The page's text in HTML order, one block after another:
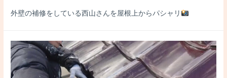
外壁の補修をしている西山さんを屋根上からパシャリ